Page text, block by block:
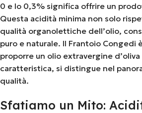
0 e lo 0,3% significa offrire un
Questa acidità minima non solo
qualità organolettiche dell’olio,
puro e naturale. Il Frantoio Congedi
proporre un olio extravergine
caratteristica, si distingue nel
qualità.
Sfatiamo un Mito: